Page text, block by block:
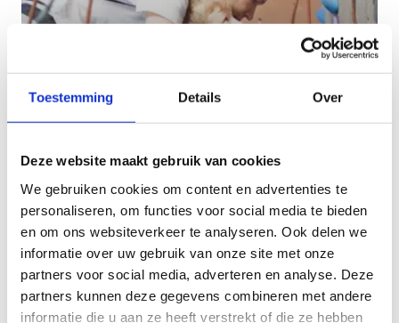
Toestemming Details Over
Deze website maakt gebruik van cookies
We gebruiken cookies om content en advertenties te
personaliseren, om functies voor social media te bieden
en om ons websiteverkeer te analyseren. Ook delen we
informatie over uw gebruik van onze site met onze
partners voor social media, adverteren en analyse. Deze
partners kunnen deze gegevens combineren met andere
informatie die u aan ze heeft verstrekt of die ze hebben
Wij zoeken tijdelijke lesgevers
sportkampen, sportactiviteiten, sportklassen en